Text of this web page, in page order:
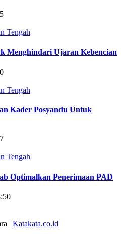
Tengah
Menghindari Ujaran Kebencian
Tengah
Kader Posyandu Untuk
Tengah
Optimalkan Penerimaan PAD
| Katakata.co.id